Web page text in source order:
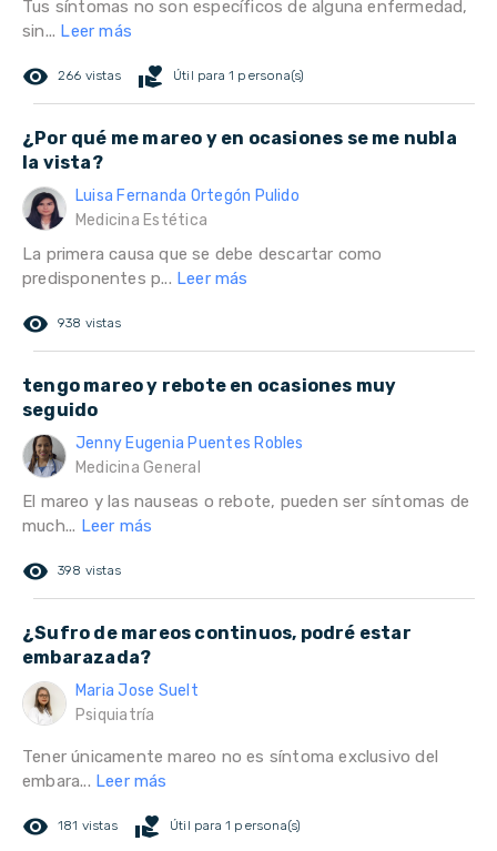
Tus síntomas no son específicos de alguna enfermedad,
sin... Leer más
remove_red_eye 266 vistas volunteer_activism Útil para 1 persona(s)
¿Por qué me mareo y en ocasiones se me nubla
la vista?
Luisa Fernanda Ortegón Pulido
Medicina Estética
La primera causa que se debe descartar como
predisponentes p... Leer más
remove_red_eye 938 vistas
tengo mareo y rebote en ocasiones muy
seguido
Jenny Eugenia Puentes Robles
Medicina General
El mareo y las nauseas o rebote, pueden ser síntomas de
much... Leer más
remove_red_eye 398 vistas
¿Sufro de mareos continuos, podré estar
embarazada?
Maria Jose Suelt
Psiquiatría
Tener únicamente mareo no es síntoma exclusivo del
embara... Leer más
remove_red_eye 181 vistas volunteer_activism Útil para 1 persona(s)